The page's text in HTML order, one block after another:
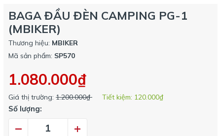
BAGA ĐẦU ĐÈN CAMPING PG-1
(MBIKER)
Thương hiệu: MBIKER
Mã sản phẩm: SP570
1.080.000₫
Giá thị trường: 1.200.000₫ Tiết kiệm: 120.000₫
Số lượng:
– +